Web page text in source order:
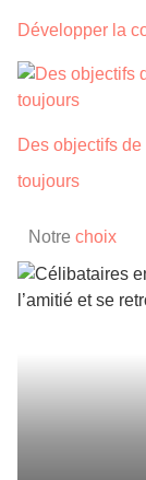
Développer la
Des objectifs
toujours
Notre choix